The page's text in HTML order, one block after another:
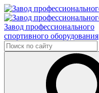
Завод профессионального
спортивного оборудования